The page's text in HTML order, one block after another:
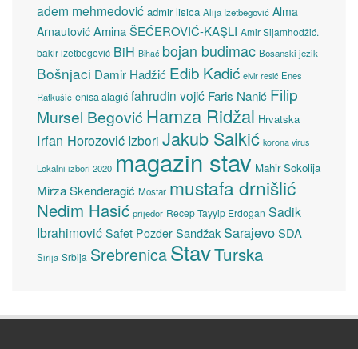
adem mehmedović admir lisica Alija Izetbegović Alma
Arnautović Amina ŠEĆEROVIĆ-KAŞLI Amir Sijamhodžić.
bakir izetbegović BiH Bihać bojan budimac Bosanski jezik
Bošnjaci Damir Hadžić Edib Kadić elvir resić Enes
Ratkušić enisa alagić fahrudin vojić Faris Nanić Filip
Mursel Begović Hamza Ridžal Hrvatska
Irfan Horozović Izbori Jakub Salkić korona virus
Lokalni izbori 2020 magazin stav Mahir Sokolija
Mirza Skenderagić Mostar mustafa drnišlić
Nedim Hasić prijedor Recep Tayyip Erdogan Sadik
Ibrahimović Safet Pozder SandžakSarajevoSDA
Sirija Srbija SrebrenicaStavTurska